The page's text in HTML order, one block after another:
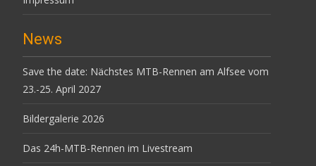
News
Save the date: Nächstes MTB-Rennen am Alfsee vom
23.-25. April 2027
Bildergalerie 2026
Das 24h-MTB-Rennen im Livestream